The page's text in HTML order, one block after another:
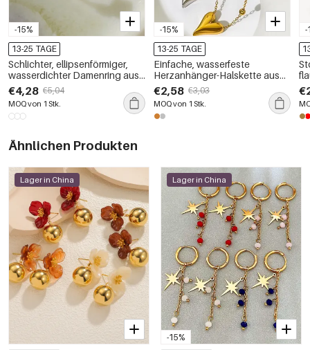
-15%
13-25 TAGE
Schlichter, ellipsenförmiger,
wasserdichter Damenring aus
Edelstahl in Goldfarbe mit
Zirkonia
€4,28 €5,04
MOQ von 1 Stk.
-15%
13-25 TAGE
Einfache, wasserfeste
Herzanhänger-Halskette aus
Edelstahl in Goldfarbe für
Damen
€2,58 €3,03
MOQ von 1 Stk.
-
Ähnlichen Produkten
Lager in China
-15%
Lager in China